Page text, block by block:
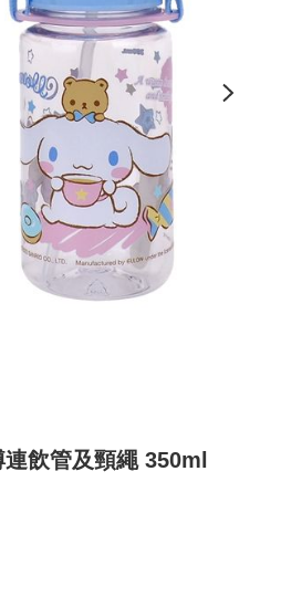
飲管及頸繩 350ml